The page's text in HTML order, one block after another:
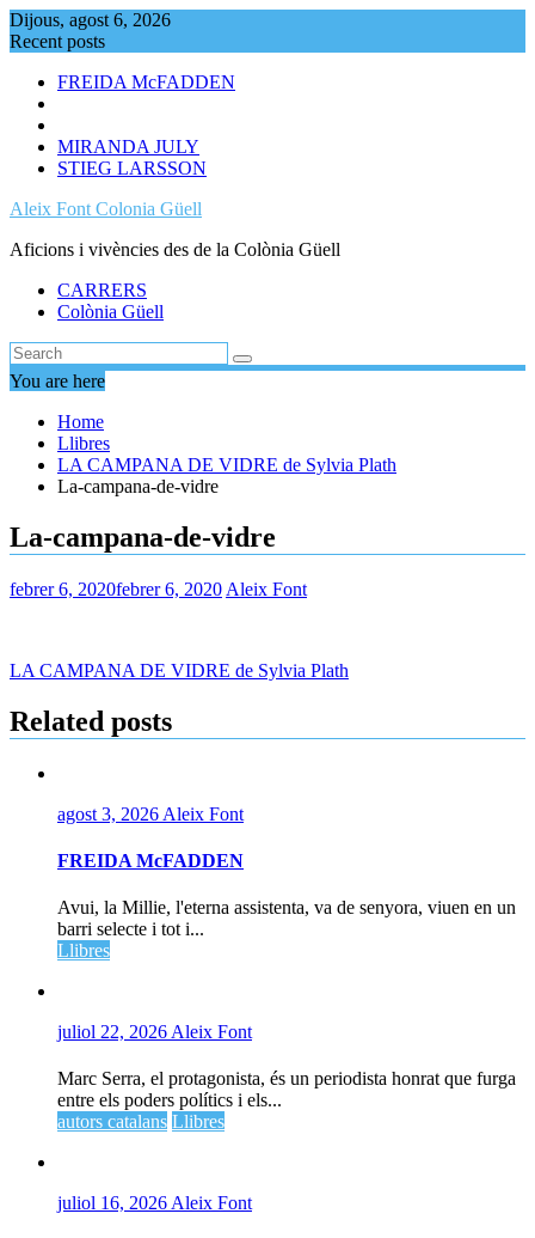
Skip
to
Dijous, agost 6, 2026
Recent posts
FREIDA McFADDEN
MIRANDA JULY
STIEG LARSSON
Aleix Font Colonia Güell
Aficions i vivències des de la Colònia Güell
CARRERS
Colònia Güell
You are here
Home
Llibres
LA CAMPANA DE VIDRE de Sylvia Plath
La-campana-de-vidre
La-campana-de-vidre
febrer 6, 2020febrer 6, 2020 Aleix Font
Navegació
d'entrades
LA CAMPANA DE VIDRE de Sylvia Plath
Related posts
agost 3, 2026 Aleix Font
FREIDA McFADDEN
Avui, la Millie, l'eterna assistenta, va de senyora, viuen en un
barri selecte i tot i...
Llibres
juliol 22, 2026 Aleix Font
Marc Serra, el protagonista, és un periodista honrat que furga
entre els poders polítics i els...
autors catalans Llibres
juliol 16, 2026Aleix Font